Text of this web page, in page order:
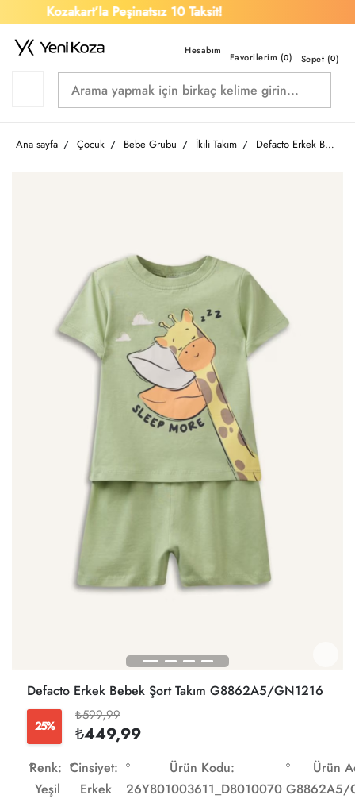
Kozakart’la Peşinatsız 10 Taksit!
Favorilerim (0) Sepet (0)
Ana sayfa Çocuk Bebe Grubu İkili Takım Defacto Erkek Bebek Şort Takım G8862A5/GN1216
Defacto Erkek Bebek Şort Takım G8862A5/GN1216
25%
₺599,99
₺449,99
Renk:
Yeşil
Cinsiyet:
Erkek
Ürün Kodu:
26Y801003611_D8010070
Ürün
G8862A5/